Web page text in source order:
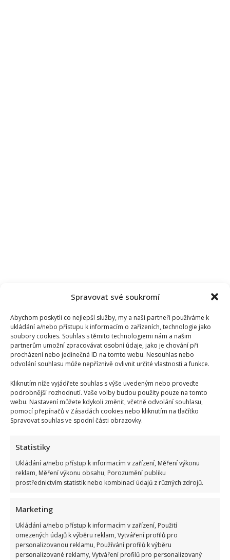
Spravovat své soukromí
Abychom poskytli co nejlepší služby, my a naši partneři používáme k
ukládání a/nebo přístupu k informacím o zařízeních, technologie jako
soubory cookies. Souhlas s těmito technologiemi nám a našim
partnerům umožní zpracovávat osobní údaje, jako je chování při
procházení nebo jedinečná ID na tomto webu. Nesouhlas nebo
odvolání souhlasu může nepříznivě ovlivnit určité vlastnosti a funkce.
Kliknutím níže vyjádřete souhlas s výše uvedeným nebo proveďte
podrobnější rozhodnutí. Vaše volby budou použity pouze na tomto
webu. Nastavení můžete kdykoli změnit, včetně odvolání souhlasu,
pomocí přepínačů v Zásadách cookies nebo kliknutím na tlačítko
Spravovat souhlas ve spodní části obrazovky.
Statistiky
Ukládání a/nebo přístup k informacím v zařízení, Měření výkonu
reklam, Měření výkonu obsahu, Porozumění publiku
prostřednictvím statistik nebo kombinací údajů z různých zdrojů.
Marketing
Ukládání a/nebo přístup k informacím v zařízení, Použití
omezených údajů k výběru reklam, Vytváření profilů pro
personalizovanou reklamu, Používání profilů k výběru
personalizované reklamy, Vytváření profilů pro personalizovaný